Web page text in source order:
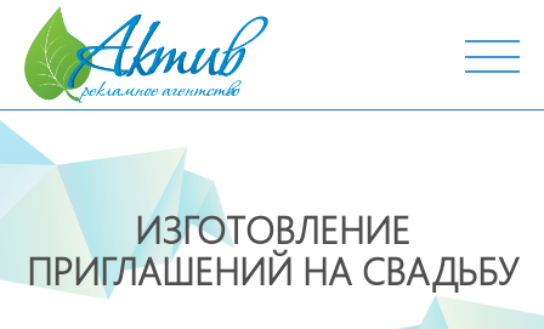
г. Тобольск, ул. Октябрьская, 19
ИЗГОТОВЛЕНИЕ
ПРИГЛАШЕНИЙ НА СВАДЬБУ